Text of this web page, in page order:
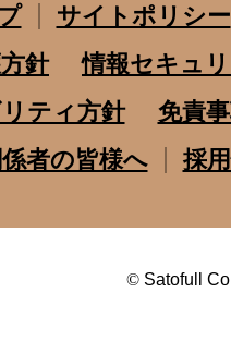
サイトポリシー
針
情報セキュ
ティ方針
免責
者の皆様へ
採
© Satofull